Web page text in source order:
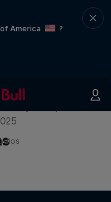
America
?